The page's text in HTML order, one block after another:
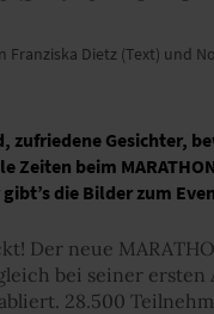
Franziska Dietz (Text) und
zufriedene Gesichter,
Zeiten beim
die Bilder zum
Der neue
bei seiner ersten
28.500